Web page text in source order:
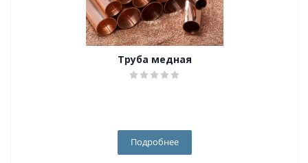
Труба медная
Подробнее